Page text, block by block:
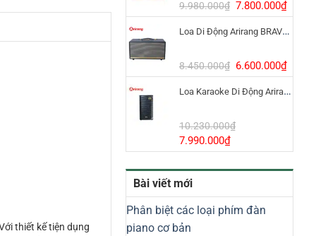
8.800.000₫.
9.980.000₫ Giá
gốc
là:
7.800.000₫Giá
hiện
tại
Loa Di Động Arirang BRAVO 8 800W Có Micro
8.450.000₫ Giá
gốc
là:
6.600.000₫Giá
hiện
tại
Loa Karaoke Di Động Arirang EDGE-X Model I
10.230.000₫
Giá
gốc
là:
10.230.000₫.
7.990.000₫Giá
hiện
tại
7.990.000₫.
Bài viết mới
Phân biệt các loại phím đàn
piano cơ bản
thiết kế tiện dụng